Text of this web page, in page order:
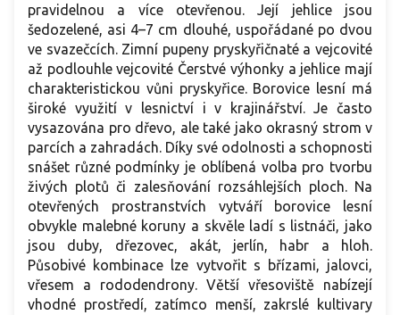
pravidelnou a více otevřenou. Její jehlice jsou
šedozelené, asi 4–7 cm dlouhé, uspořádané po dvou
ve svazečcích. Zimní pupeny pryskyřičnaté a vejcovité
až podlouhle vejcovité Čerstvé výhonky a jehlice mají
charakteristickou vůni pryskyřice. Borovice lesní má
široké využití v lesnictví i v krajinářství. Je často
vysazována pro dřevo, ale také jako okrasný strom v
parcích a zahradách. Díky své odolnosti a schopnosti
snášet různé podmínky je oblíbená volba pro tvorbu
živých plotů či zalesňování rozsáhlejších ploch. Na
otevřených prostranstvích vytváří borovice lesní
obvykle malebné koruny a skvěle ladí s listnáči, jako
jsou duby, dřezovec, akát, jerlín, habr a hloh.
Působivé kombinace lze vytvořit s břízami, jalovci,
vřesem a rododendrony. Větší vřesoviště nabízejí
vhodné prostředí, zatímco menší, zakrslé kultivary